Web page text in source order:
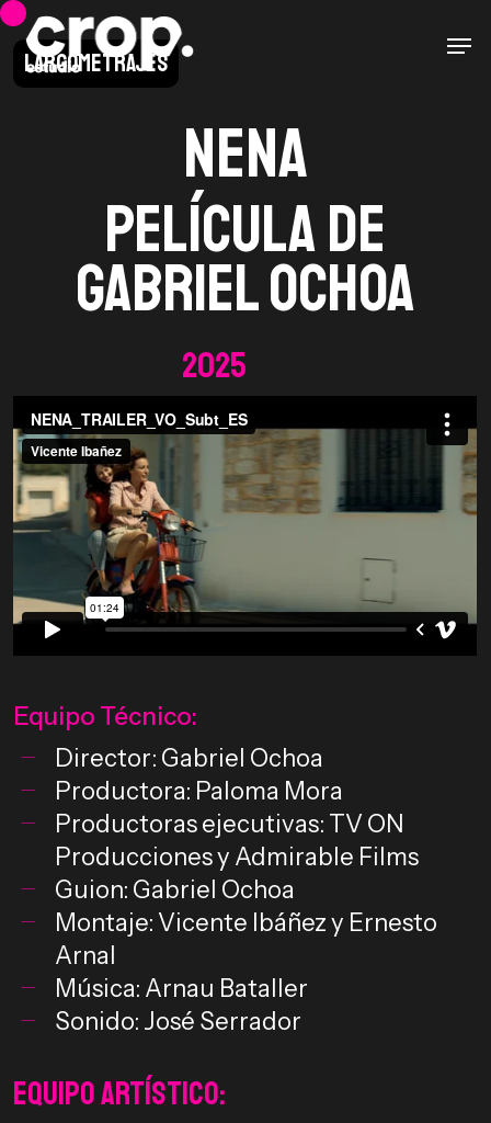
Skip
to
main
Largometrajes
Nena
Película de
Gabriel Ochoa
2025
Equipo Técnico:
Director: Gabriel Ochoa
Productora: Paloma Mora
Productoras ejecutivas: TV ON
Producciones y Admirable Films
Guion: Gabriel Ochoa
Montaje: Vicente Ibáñez y Ernesto
Arnal
Música: Arnau Bataller
Sonido: José Serrador
Equipo Artístico: